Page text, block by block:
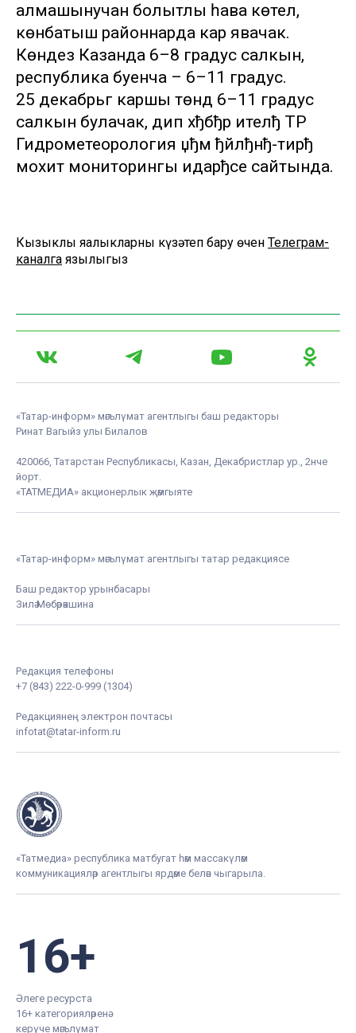
алмашынучан болытлы һава көтелә,
көнбатыш районнарда кар явачак.
Көндез Казанда 6–8 градус салкын,
республика буенча – 6–11 градус.
25 декабрьгә каршы төндә 6–11 градус
салкын булачак, дип хђбђр ителђ ТР
Гидрометеорология џђм ђйлђнђ-тирђ
мохит мониторингы идарђсе сайтында.
Кызыклы яңалыкларны күзәтеп бару өчен Телеграм-
каналга язылыгыз
«Татар-информ» мәгълүмат агентлыгы баш редакторы
Ринат Вагыйз улы Билалов
420066, Татарстан Республикасы, Казан, Декабристлар ур., 2нче
йорт.
«ТАТМЕДИА» акционерлык җәмгыяте
«Татар-информ» мәгълүмат агентлыгы татар редакциясе
Баш редактор урынбасары
Зилә Мөбәрәкшина
Редакция телефоны
+7 (843) 222-0-999 (1304)
Редакциянең электрон почтасы
infotat@tatar-inform.ru
«Татмедиа» республика матбугат һәм массакүләм
коммуникацияләр агентлыгы ярдәме белән чыгарыла.
16+
Әлеге ресурста
16+ категорияләренә
керүче мәгълүмат